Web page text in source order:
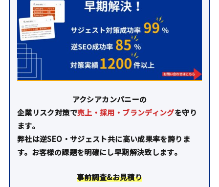
アクシアカンパニーの
企業リスク対策で売上・採用・ブランディングを守り
ます。
弊社は逆SEO・サジェスト共に高い成果率を誇りま
す。お客様の課題を明確にし早期解決致します。
事前調査&お見積り